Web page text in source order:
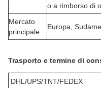
o a rimborso di
Mercato
principale
Europa,
Trasporto e termine di
DHL/UPS/TNT/FEDEX